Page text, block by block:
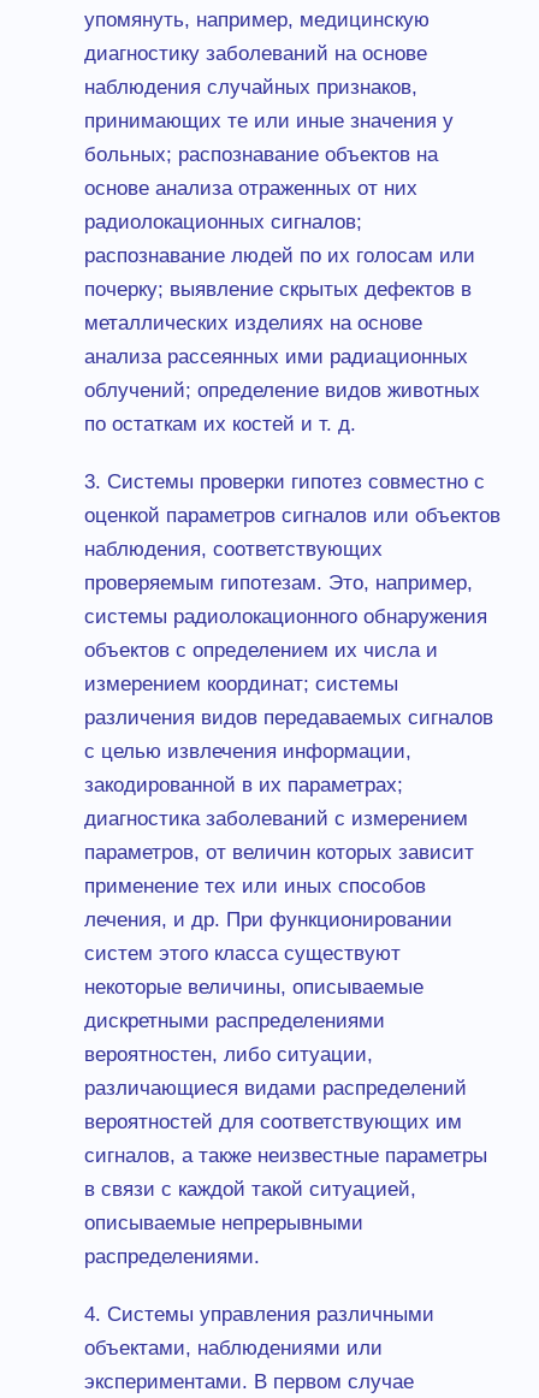
упомянуть, например, медицинскую
диагностику заболеваний на основе
наблюдения случайных признаков,
принимающих те или иные значения у
больных; распознавание объектов на
основе анализа отраженных от них
радиолокационных сигналов;
распознавание людей по их голосам или
почерку; выявление скрытых дефектов в
металлических изделиях на основе
анализа рассеянных ими радиационных
облучений; определение видов животных
по остаткам их костей и т. д.
3. Системы проверки гипотез совместно с
оценкой параметров сигналов или объектов
наблюдения, соответствующих
проверяемым гипотезам. Это, например,
системы радиолокационного обнаружения
объектов с определением их числа и
измерением координат; системы
различения видов передаваемых сигналов
с целью извлечения информации,
закодированной в их параметрах;
диагностика заболеваний с измерением
параметров, от величин которых зависит
применение тех или иных способов
лечения, и др. При функционировании
систем этого класса существуют
некоторые величины, описываемые
дискретными распределениями
вероятностен, либо ситуации,
различающиеся видами распределений
вероятностей для соответствующих им
сигналов, а также неизвестные параметры
в связи с каждой такой ситуацией,
описываемые непрерывными
распределениями.
4. Системы управления различными
объектами, наблюдениями или
экспериментами. В первом случае